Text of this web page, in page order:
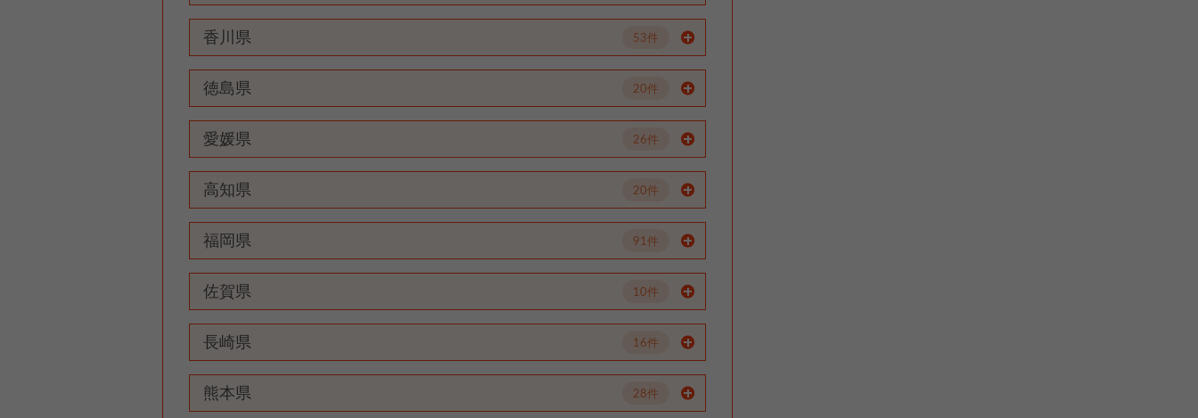
香川県 53件
徳島県 20件
愛媛県 26件
高知県 20件
福岡県 91件
佐賀県 10件
長崎県 16件
熊本県 28件